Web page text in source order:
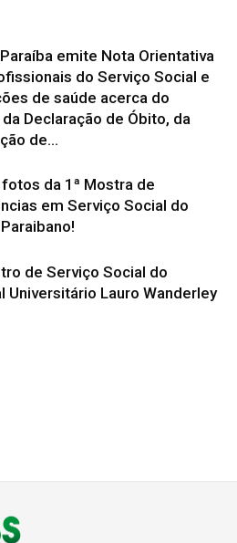
Paraíba emite Nota Orientativa
do Serviço Social e
de saúde acerca do
Declaração de Óbito, da
de...
da 1ª Mostra de
em Serviço Social do
de Serviço Social do
Universitário Lauro Wanderley